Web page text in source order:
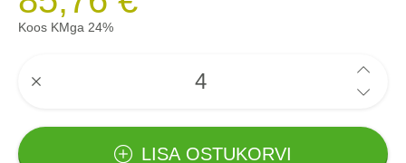
Koos KMga 24%
LISA OSTUKORVI